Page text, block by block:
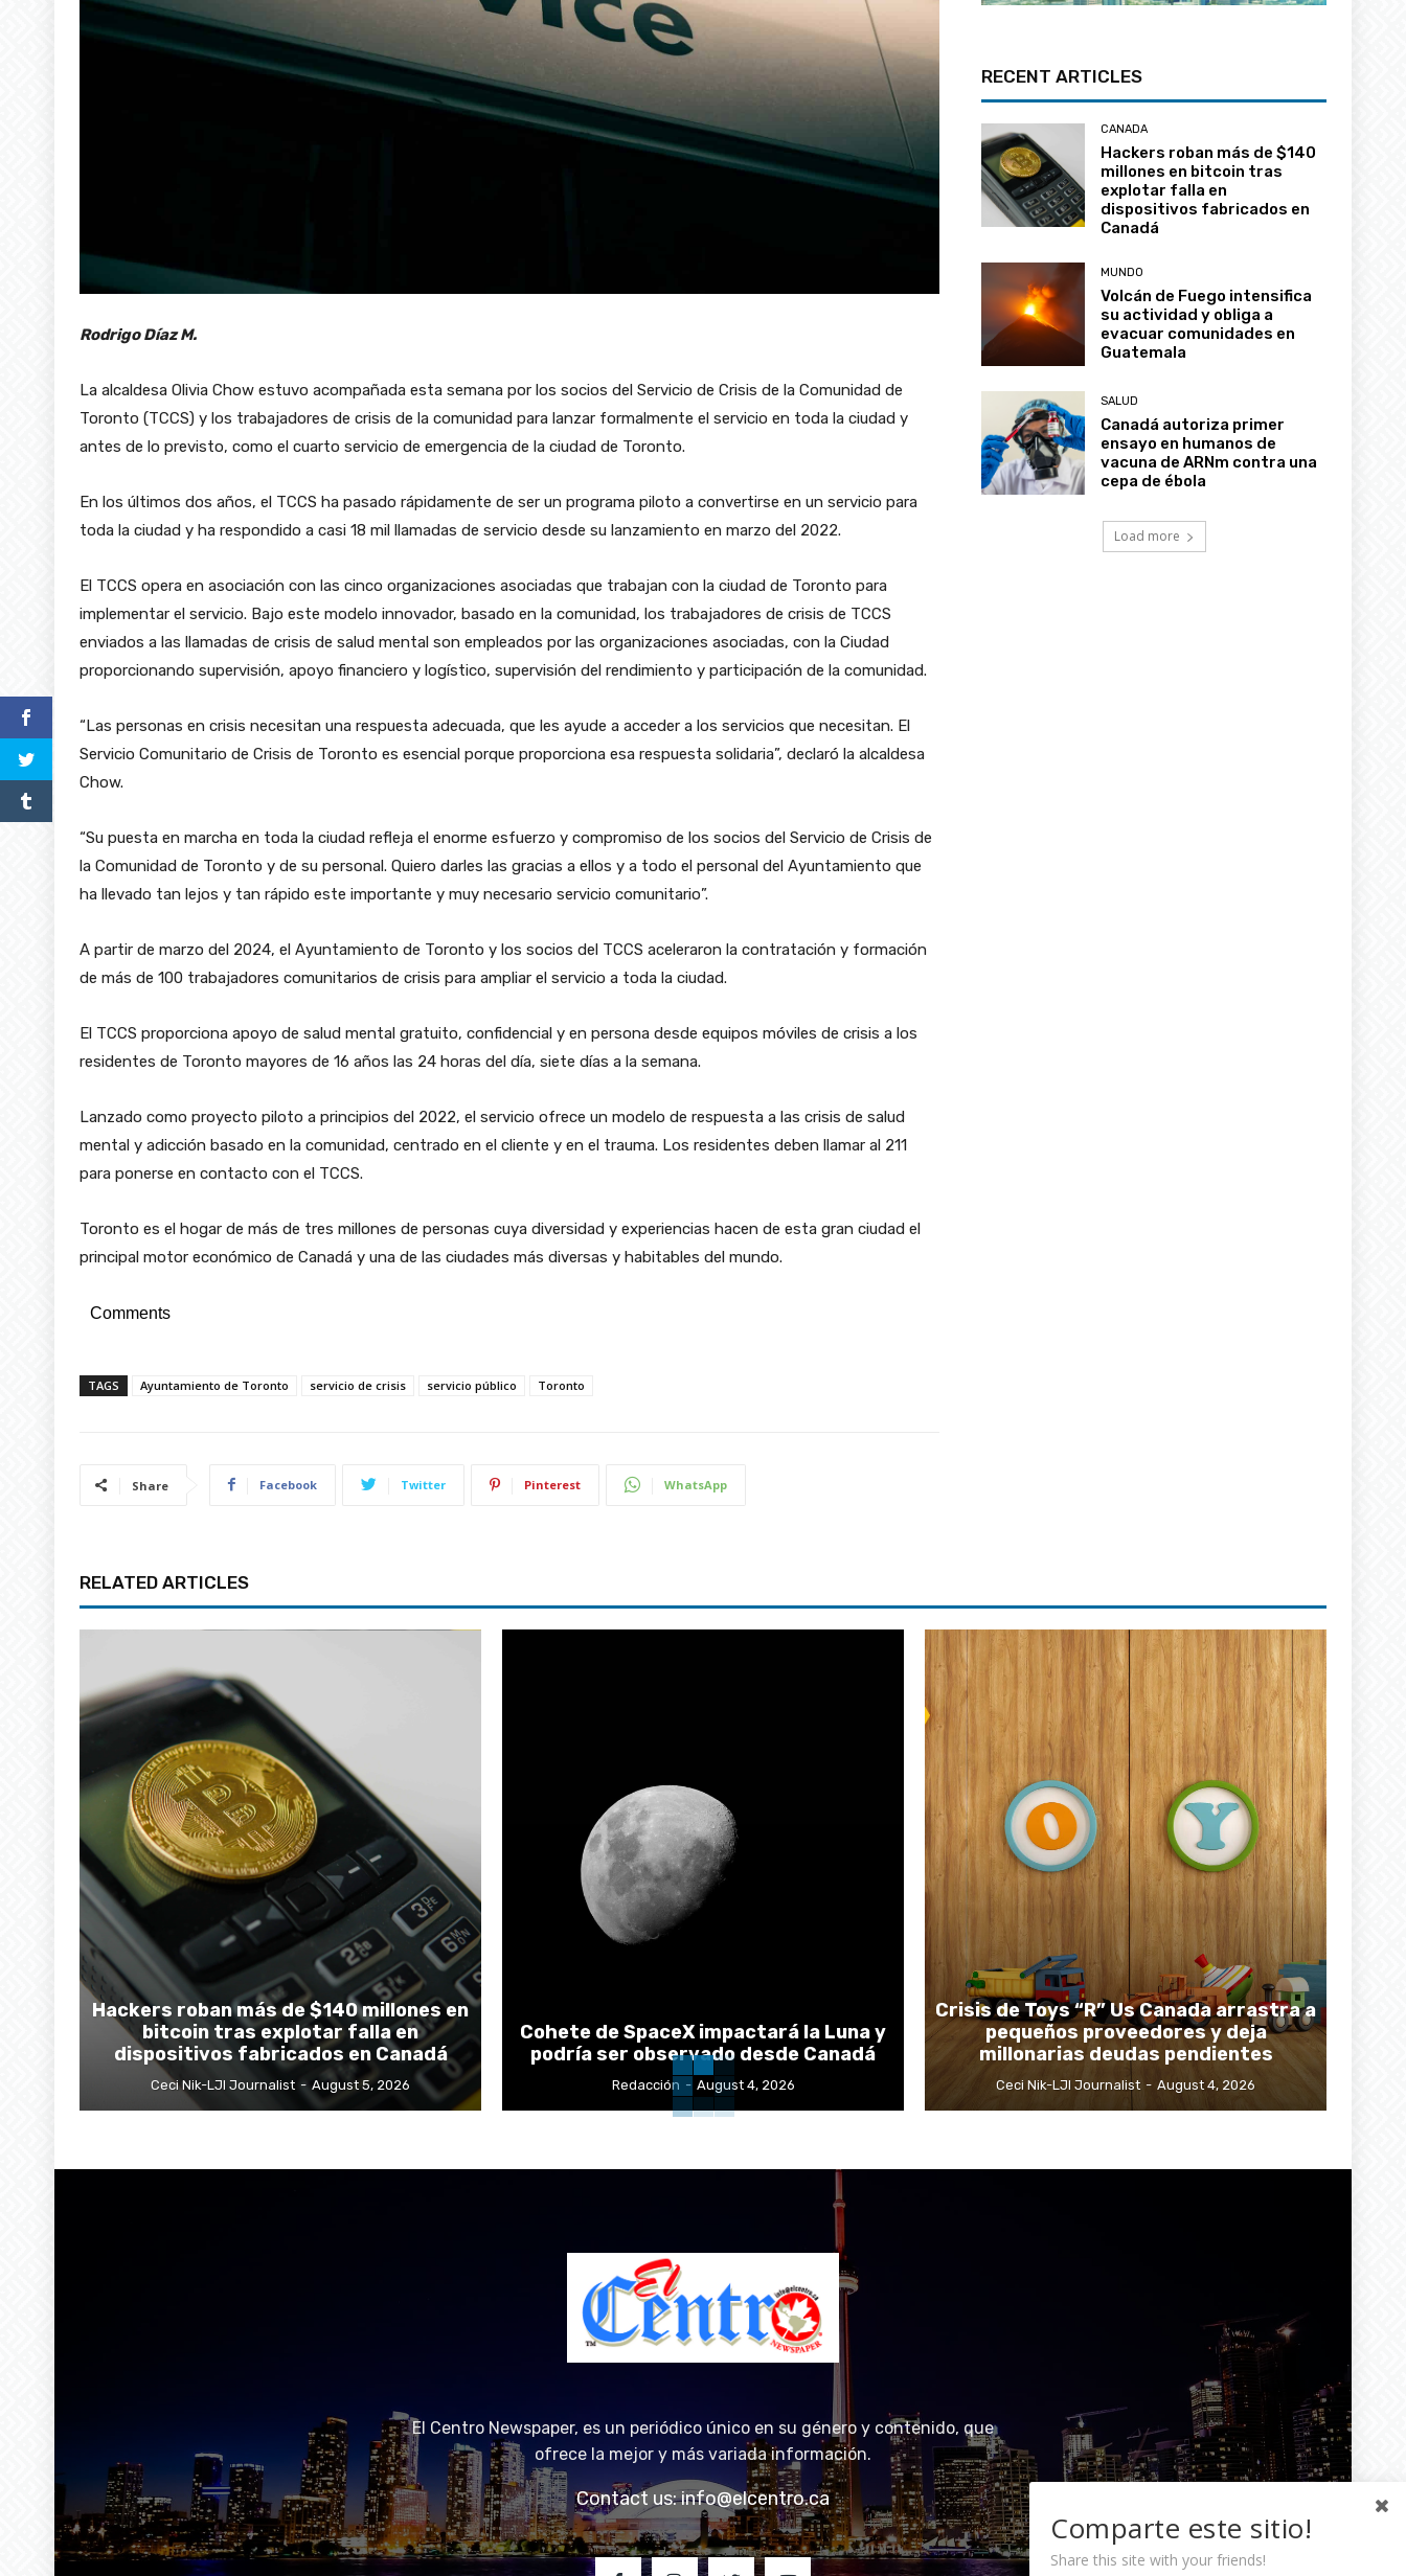
Rodrigo Díaz M.
La alcaldesa Olivia Chow estuvo acompañada esta semana por los socios del Servicio de Crisis de la Comunidad de
Toronto (TCCS) y los trabajadores de crisis de la comunidad para lanzar formalmente el servicio en toda la ciudad y
antes de lo previsto, como el cuarto servicio de emergencia de la ciudad de Toronto.
En los últimos dos años, el TCCS ha pasado rápidamente de ser un programa piloto a convertirse en un servicio para
toda la ciudad y ha respondido a casi 18 mil llamadas de servicio desde su lanzamiento en marzo del 2022.
El TCCS opera en asociación con las cinco organizaciones asociadas que trabajan con la ciudad de Toronto para
implementar el servicio. Bajo este modelo innovador, basado en la comunidad, los trabajadores de crisis de TCCS
enviados a las llamadas de crisis de salud mental son empleados por las organizaciones asociadas, con la Ciudad
proporcionando supervisión, apoyo financiero y logístico, supervisión del rendimiento y participación de la comunidad.
“Las personas en crisis necesitan una respuesta adecuada, que les ayude a acceder a los servicios que necesitan. El
Servicio Comunitario de Crisis de Toronto es esencial porque proporciona esa respuesta solidaria”, declaró la alcaldesa
Chow.
“Su puesta en marcha en toda la ciudad refleja el enorme esfuerzo y compromiso de los socios del Servicio de Crisis de
la Comunidad de Toronto y de su personal. Quiero darles las gracias a ellos y a todo el personal del Ayuntamiento que
ha llevado tan lejos y tan rápido este importante y muy necesario servicio comunitario”.
A partir de marzo del 2024, el Ayuntamiento de Toronto y los socios del TCCS aceleraron la contratación y formación
de más de 100 trabajadores comunitarios de crisis para ampliar el servicio a toda la ciudad.
El TCCS proporciona apoyo de salud mental gratuito, confidencial y en persona desde equipos móviles de crisis a los
residentes de Toronto mayores de 16 años las 24 horas del día, siete días a la semana.
Lanzado como proyecto piloto a principios del 2022, el servicio ofrece un modelo de respuesta a las crisis de salud
mental y adicción basado en la comunidad, centrado en el cliente y en el trauma. Los residentes deben llamar al 211
para ponerse en contacto con el TCCS.
Toronto es el hogar de más de tres millones de personas cuya diversidad y experiencias hacen de esta gran ciudad el
principal motor económico de Canadá y una de las ciudades más diversas y habitables del mundo.
Comments
TAGS Ayuntamiento de Toronto servicio de crisis servicio público Toronto
Share Facebook Twitter Pinterest WhatsApp
RECENT ARTICLES
CANADA
Hackers roban más de $140
millones en bitcoin tras
explotar falla en
dispositivos fabricados en
MUNDO
Volcán de Fuego intensifica
su actividad y obliga a
evacuar comunidades en
SALUD
Canadá autoriza primer
ensayo en humanos de
vacuna de ARNm contra una
Load more
RELATED ARTICLES
Hackers roban más de $140 millones en
bitcoin tras explotar falla en
dispositivos fabricados en Canadá
Ceci Nik-LJI Journalist - August 5, 2026
Cohete de SpaceX impactará la Luna y
podría ser observado desde Canadá
Redacción - August 4, 2026
Crisis de Toys “R” Us Canada arrastra a
pequeños proveedores y deja
millonarias deudas pendientes
Ceci Nik-LJI Journalist - August 4, 2026
El Centro Newspaper, es un periódico único en su género y contenido, que
ofrece la mejor y más variada información.
Contact us:info@elcentro.ca
Comparte este sitio!
Share this site with your friends!